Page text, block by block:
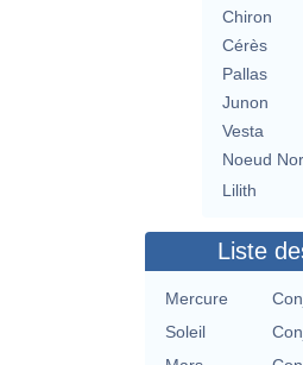
Chiron
Cérès
Pallas
Junon
Vesta
Noeud
Lilith
Liste
Mercure
Soleil